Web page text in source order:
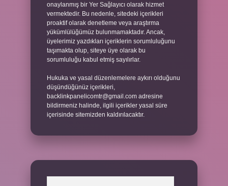
onaylanmış bir Yer Sağlayıcı olarak hizmet
vermektedir. Bu nedenle, sitedeki içerikleri
proaktif olarak denetleme veya araştırma
yükümlülüğümüz bulunmamaktadır. Ancak,
üyelerimiz yazdıkları içeriklerin sorumluluğunu
taşımakta olup, siteye üye olarak bu
sorumluluğu kabul etmiş sayılırlar.
Hukuka ve yasal düzenlemelere aykırı olduğunu
düşündüğünüz içerikleri,
backlinkpanelicomtr@gmail.com adresine
bildirmeniz halinde, ilgili içerikler yasal süre
içerisinde sitemizden kaldırılacaktır.